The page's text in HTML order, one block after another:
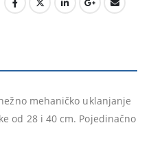
mehaničko uklanjanje
od 28 i 40 cm. Pojedinačno